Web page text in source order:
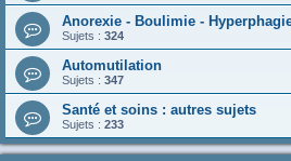
Anorexie - Boulimie -
Sujets : 324
Automutilation
Sujets : 347
Santé et soins : autres sujets
Sujets : 233